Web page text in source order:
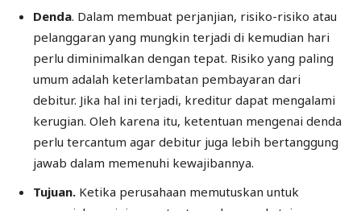
Denda. Dalam membuat perjanjian, risiko-risiko atau
pelanggaran yang mungkin terjadi di kemudian hari
perlu diminimalkan dengan tepat. Risiko yang paling
umum adalah keterlambatan pembayaran dari
debitur. Jika hal ini terjadi, kreditur dapat mengalami
kerugian. Oleh karena itu, ketentuan mengenai denda
perlu tercantum agar debitur juga lebih bertanggung
jawab dalam memenuhi kewajibannya.
Tujuan. Ketika perusahaan memutuskan untuk